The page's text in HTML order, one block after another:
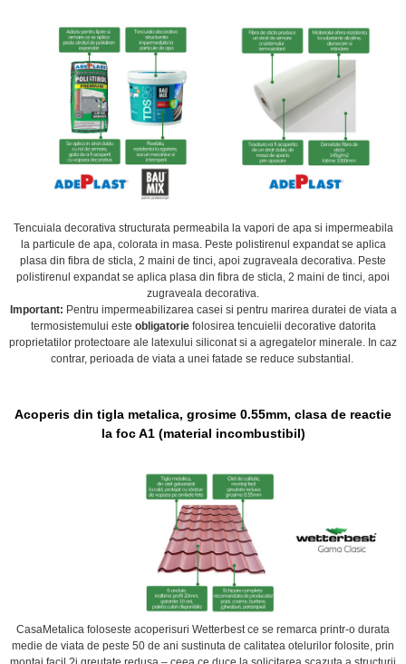
Tencuiala decorativa structurata permeabila la vapori de apa si impermeabila
la particule de apa, colorata in masa. Peste polistirenul expandat se aplica
plasa din fibra de sticla, 2 maini de tinci, apoi zugraveala decorativa. Peste
polistirenul expandat se aplica plasa din fibra de sticla, 2 maini de tinci, apoi
zugraveala decorativa.
Important: Pentru impermeabilizarea casei si pentru marirea duratei de viata a
termosistemului este obligatorie folosirea tencuielii decorative datorita
proprietatilor protectoare ale latexului siliconat si a agregatelor minerale. In caz
contrar, perioada de viata a unei fatade se reduce substantial.
Acoperis din tigla metalica, grosime 0.55mm, clasa de reactie
la foc A1 (material incombustibil)
CasaMetalica foloseste acoperisuri Wetterbest ce se remarca printr-o durata
medie de viata de peste 50 de ani sustinuta de calitatea otelurilor folosite, prin